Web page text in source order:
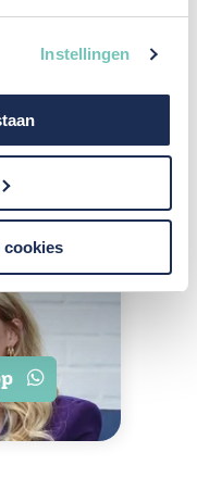
Instellingen
cookies